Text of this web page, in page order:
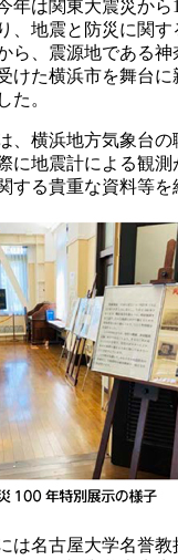
年は関東大震災から
、地震と防災に関す
ら、震源地である
けた横浜市を舞台
た。
、横浜地方気象台の
に地震計による観
する貴重な資料等を
は名古屋大学名誉教